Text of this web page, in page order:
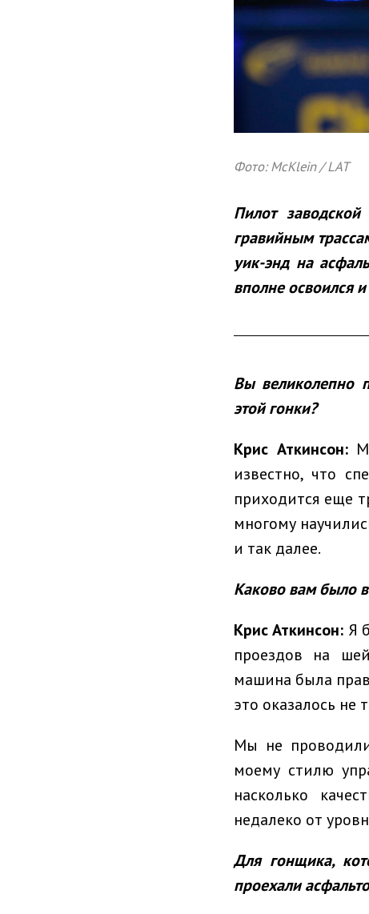
Фото: McKlein / LAT
Пилот
гравийным
уик-энд на
вполне освоился
Вы великолепно
этой гонки?
Крис Аткинсон:
известно, что
приходится еще
многому
и так далее.
Каково вам было
Крис Аткинсон: Я
проездов на
машина была
это оказалось не
Мы не
моему стилю
насколько
недалеко от
Для гонщика,
проехали